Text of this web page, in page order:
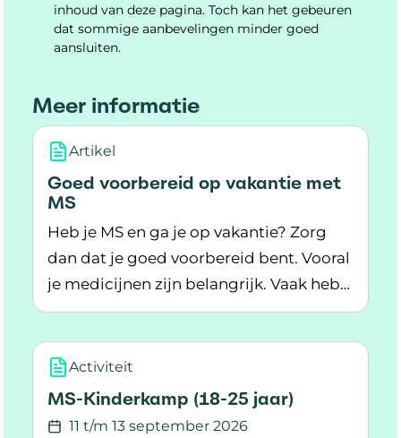
inhoud van deze pagina. Toch kan het gebeuren
dat sommige aanbevelingen minder goed
aansluiten.
Meer informatie
Artikel
Goed voorbereid op vakantie met
MS
Heb je MS en ga je op vakantie? Zorg
dan dat je goed voorbereid bent. Vooral
je medicijnen zijn belangrijk. Vaak heb
je daarvoor een officiële verklaring
Lees meer over Goed voorbereid op vakantie
Activiteit
MS-Kinderkamp (18-25 jaar)
11 t/m 13 september 2026